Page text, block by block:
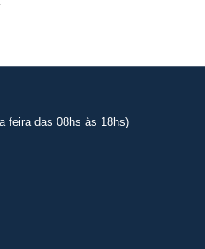
feira das 08hs às 18hs)